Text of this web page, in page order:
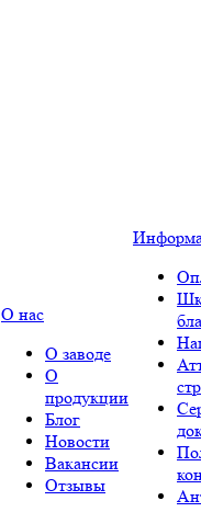
О нас
О заводе
О
продукции
Блог
Новости
Вакансии
Отзывы